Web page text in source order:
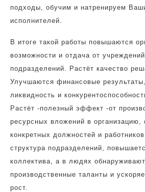
подходы, обучим и натренируем
исполнителей.
В итоге такой работы повышаются
возможности и отдача от
подразделений. Растёт качество
Улучшаются финансовые
ликвидность и
Растёт -полезный эффект -от
ресурсных вложений в
конкретных должностей и
структура подразделений,
коллектива, а в людях
производственные таланты и
рост.